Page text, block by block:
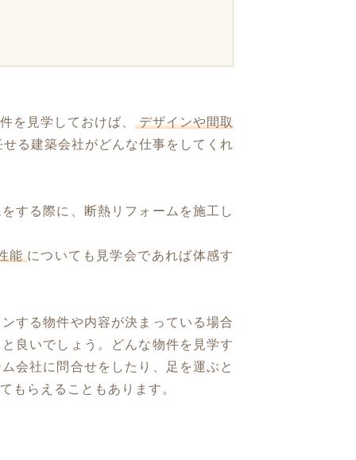
を見学しておけば、 デザインや間取
る建築会社がどんな仕事をしてくれ
する際に、断熱リフォームを施工し
能 についても見学会であれば体感す
する物件や内容が決まっている場合
良いでしょう。どんな物件を見学す
会社に問合せをしたり、足を運ぶと
もらえることもあります。